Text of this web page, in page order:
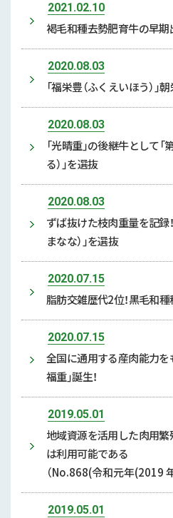
2021.02.10
褐毛和種去勢肥育牛の早
2020.08.03
「福栄豊（ふくえいほう）」
2020.08.03
「光晴重」の後継牛として
る）」を選抜
2020.08.03
ずば抜けた枝肉重量を記録
まなな）」を選抜
2020.07.15
脂肪交雑歴代2位！黒毛和種
2020.07.15
全国に通用する産肉能力を
福重」誕生！
2019.05.01
地域資源を活用した肉用繁
は利用可能である
（No.868(令和元年(2019
2019.05.01